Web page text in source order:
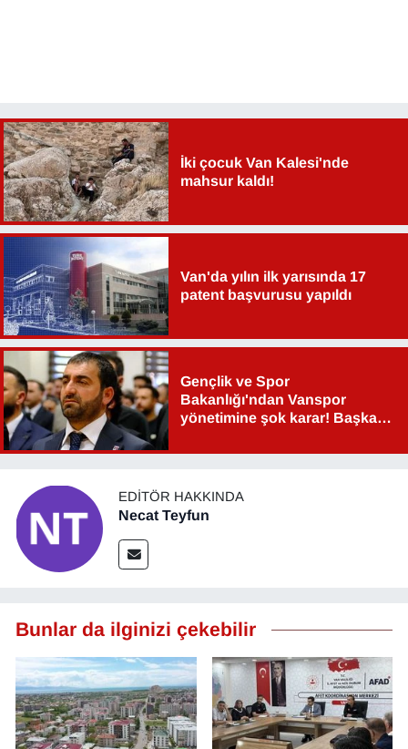
İki çocuk Van Kalesi'nde
mahsur kaldı!
Van'da yılın ilk yarısında 17
patent başvurusu yapıldı
Gençlik ve Spor
Bakanlığı'ndan Vanspor
yönetimine şok karar! Başkan
EDITÖR HAKKINDA
Necat Teyfun
Bunlar da ilginizi çekebilir